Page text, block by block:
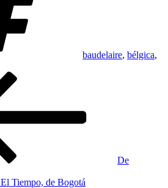
baudelaire, bélgica,
De
Tiempo, de Bogotá